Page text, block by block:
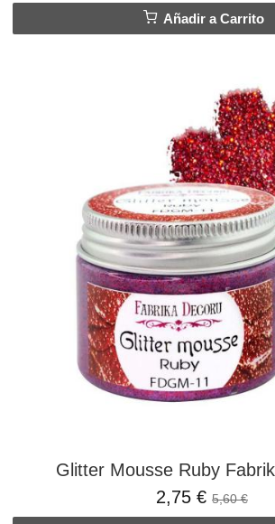
Añadir a Carrito
Glitter Mousse Ruby
2,75 € 5,60 €